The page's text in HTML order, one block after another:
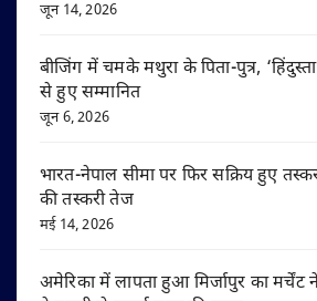
जून 14, 2026
बीजिंग में चमके मथुरा के पिता-पुत्र,
से हुए सम्मानित
जून 6, 2026
भारत-नेपाल सीमा पर फिर सक्रिय हुए
की तस्करी तेज
मई 14, 2026
अमेरिका में लापता हुआ मिर्जापुर का